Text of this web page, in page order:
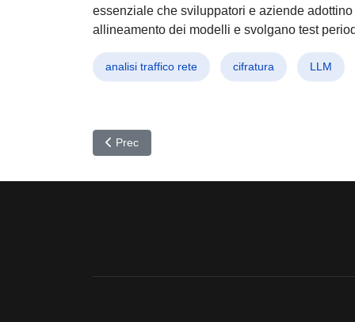
essenziale che sviluppatori e aziende
allineamento dei modelli e svolgano test
analisi traffico rete cifratura LLM
Articolo precedente: Teams sotto attacco:
Prec